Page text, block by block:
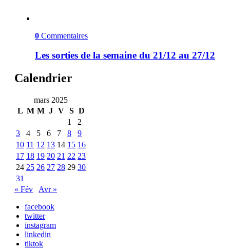
0 Commentaires
Les sorties de la semaine du 21/12 au 27/12
Calendrier
mars 2025
L M M J V S D
1
2
3
4 5 6 7 8
9
10 11 12 13 14 15 16
17 18 19 20 21 22 23
24 25 26 27 28 29 30
31
« Fév
Avr »
facebook
twitter
instagram
linkedin
tiktok